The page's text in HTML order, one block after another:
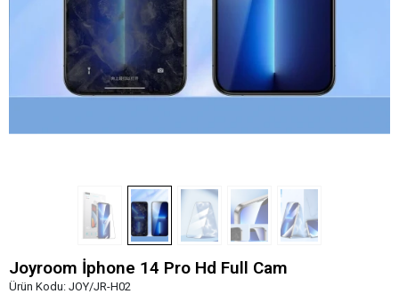
Joyroom İphone 14 Pro Hd Full Cam
Ürün Kodu: JOY/JR-H02